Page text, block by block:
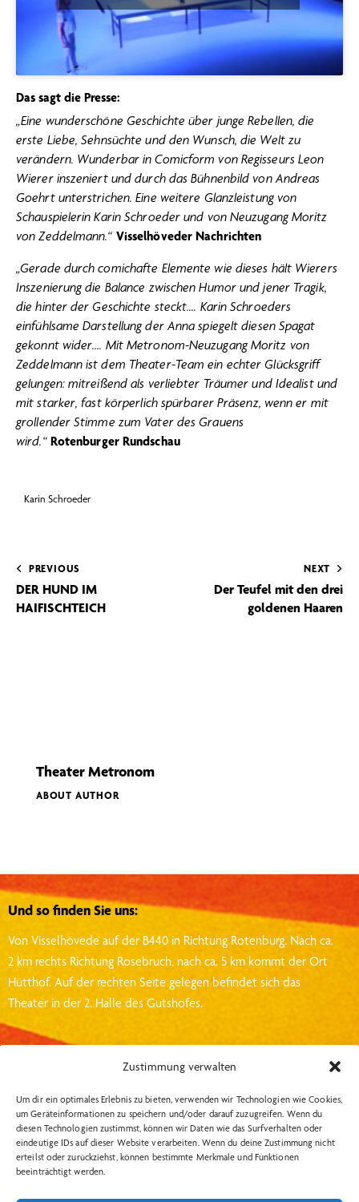
Zustimmung verwalten
Um dir ein optimales Erlebnis zu bieten, verwenden wir Technologien wie Cookies,
um Geräteinformationen zu speichern und/oder darauf zuzugreifen. Wenn du
diesen Technologien zustimmst, können wir Daten wie das Surfverhalten oder
eindeutige IDs auf dieser Website verarbeiten. Wenn du deine Zustimmung nicht
erteilst oder zurückziehst, können bestimmte Merkmale und Funktionen
beeinträchtigt werden.
Das sagt die Presse:
„Eine wunderschöne Geschichte über junge Rebellen, die
erste Liebe, Sehnsüchte und den Wunsch, die Welt zu
verändern. Wunderbar in Comicform von Regisseurs Leon
Wierer inszeniert und durch das Bühnenbild von Andreas
Goehrt unterstrichen. Eine weitere Glanzleistung von
Schauspielerin Karin Schroeder und von Neuzugang Moritz
von Zeddelmann.“ Visselhöveder Nachrichten
„Gerade durch comichafte Elemente wie dieses hält Wierers
Inszenierung die Balance zwischen Humor und jener Tragik,
die hinter der Geschichte steckt…. Karin Schroeders
einfühlsame Darstellung der Anna spiegelt diesen Spagat
gekonnt wider…. Mit Metronom-Neuzugang Moritz von
Zeddelmann ist dem Theater-Team ein echter Glücksgriff
gelungen: mitreißend als verliebter Träumer und Idealist und
mit starker, fast körperlich spürbarer Präsenz, wenn er mit
grollender Stimme zum Vater des Grauens
wird.“ Rotenburger Rundschau
Karin Schroeder
PREVIOUS
DER HUND IM
HAIFISCHTEICH
NEXT
Der Teufel mit den drei
goldenen Haaren
Theater Metronom
ABOUT AUTHOR
Und so finden Sie uns:
Von Visselhövede auf der B440 in Richtung Rotenburg. Nach ca.
2 km rechts Richtung Rosebruch, nach ca. 5 km kommt der Ort
Hütthof. Auf der rechten Seite gelegen befindet sich das
Theater in der 2. Halle des Gutshofes.
Theater Metronom
Hütthof 1, 27374, Visselhövede
info@theater-metronom.de
Tel.: 04262 – 1351